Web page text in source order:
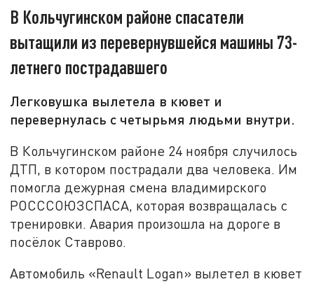
В Кольчугинском районе спасатели
вытащили из перевернувшейся машины 73-
летнего пострадавшего
Легковушка вылетела в кювет и
перевернулась с четырьмя людьми внутри.
В Кольчугинском районе 24 ноября случилось
ДТП, в котором пострадали два человека. Им
помогла дежурная смена владимирского
РОСССОЮЗСПАСА, которая возвращалась с
тренировки. Авария произошла на дороге в
посёлок Ставрово.
Автомобиль «Renault Logan» вылетел в кювет